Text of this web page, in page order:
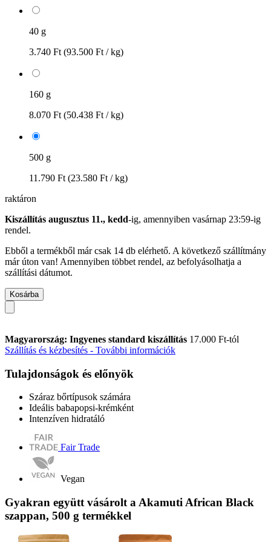
40 g
3.740 Ft (93.500 Ft / kg)
160 g
8.070 Ft (50.438 Ft / kg)
500 g
11.790 Ft (23.580 Ft / kg)
raktáron
Kiszállítás augusztus 11., kedd-ig, amennyiben vasárnap 23:59-ig
rendel.
Ebből a termékből már csak 14 db elérhető. A következő szállítmány
már úton van! Amennyiben többet rendel, az befolyásolhatja a
szállítási dátumot.
Kosárba
Magyarország: Ingyenes standard kiszállítás 17.000 Ft-tól
Szállítás és kézbesítés - További információk
Tulajdonságok és előnyök
Száraz bőrtípusok számára
Ideális babapopsi-krémként
Intenzíven hidratáló
Fair Trade
Vegan
Gyakran együtt vásárolt a Akamuti African Black
szappan, 500 g termékkel